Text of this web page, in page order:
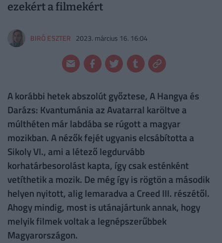
ezekért a filmekért
BIRÓ ESZTER 2023. március 16. 16:04
A korábbi hetek abszolút győztese, A Hangya és
Darázs: Kvantumánia az Avatarral karöltve a
múlthéten már labdába se rúgott a magyar
mozikban. A nézők fejét ugyanis elcsábította a
Sikoly VI., ami a létező legdurvább
korhatárbesorolást kapta, így csak esténként
vetíthetik a mozik. De még így is rögtön a második
helyen nyitott, alig lemaradva a Creed III. részétől.
Ahogy mindig, most is utánajártunk annak, hogy
melyik filmek voltak a legnépszerűbbek
Magyarországon.